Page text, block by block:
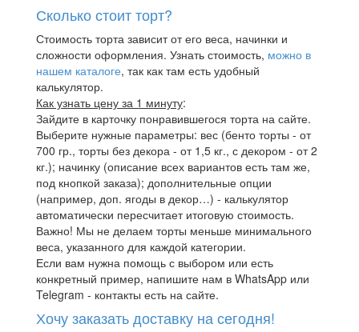
Сколько стоит торт?
Стоимость торта зависит от его веса, начинки и
сложности оформления. Узнать стоимость, можно в
нашем каталоге, так как там есть удобный
калькулятор.
Как узнать цену за 1 минуту:
Зайдите в карточку понравившегося торта на сайте.
Выберите нужные параметры: вес (бенто торты - от
700 гр., торты без декора - от 1,5 кг., с декором - от 2
кг.); начинку (описание всех вариантов есть там же,
под кнопкой заказа); дополнительные опции
(например, доп. ягоды в декор…) - калькулятор
автоматически пересчитает итоговую стоимость.
Важно! Мы не делаем торты меньше минимального
веса, указанного для каждой категории.
Если вам нужна помощь с выбором или есть
конкретный пример, напишите нам в WhatsApp или
Telegram - контакты есть на сайте.
Хочу заказать доставку на сегодня!